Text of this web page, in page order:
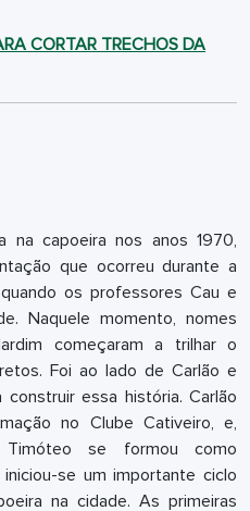
CORTAR TRECHOS DA
na capoeira nos anos 1970,
que ocorreu durante a
os professores Cau e
Naquele momento, nomes
começaram a trilhar o
Foi ao lado de Carlão e
essa história. Carlão
no Clube Cativeiro, e,
Timóteo se formou como
se um importante ciclo
na cidade. As primeiras